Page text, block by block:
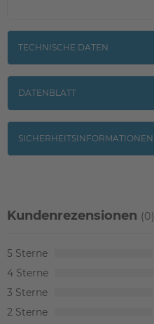
TECHNISCHE DATEN
DATENBLATT
SICHERHEITSINFORMATIONEN
Kundenrezensionen (0)
5
4
3
2